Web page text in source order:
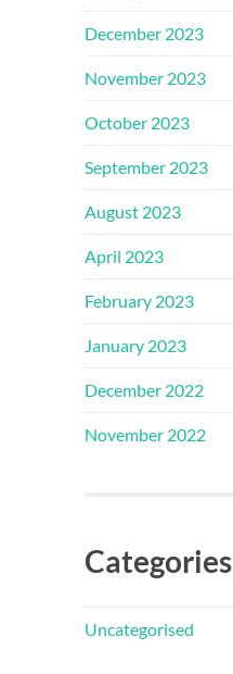
December 2023
November 2023
October 2023
September 2023
August 2023
April 2023
February 2023
January 2023
December 2022
November 2022
Categories
Uncategorised